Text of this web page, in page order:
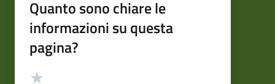
Quanto sono chiare le
informazioni su questa
pagina?
Valutazione